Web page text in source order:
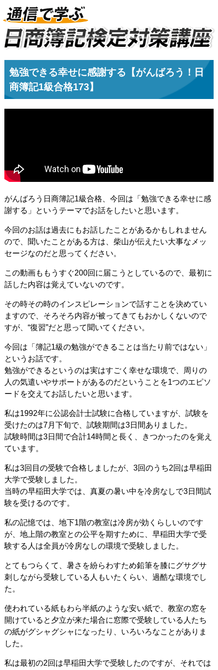
勉強できる幸せに感謝する【がんばろう！日
商簿記1級合格173】
がんばろう日商簿記1級合格、今回は「勉強できる幸せに感
謝する」というテーマでお話をしたいと思います。
今回のお話は過去にもお話したことがあるかもしれません
ので、聞いたことがある方は、柴山が伝えたい大事なメッ
セージなのだと思ってください。
この動画ももうすぐ200回に届こうとしているので、最初に
話した内容は覚えていないのです。
その時その時のインスピレーションで話すことを決めてい
ますので、そろそろ内容が被ってきてもおかしくないので
すが、“復習”だと思って聞いてください。
今回は「簿記1級の勉強ができることは当たり前ではない」
というお話です。
勉強ができるというのは実はすごく幸せな環境で、周りの
人の気遣いやサポートがあるのだということを1つのエピソ
ードを交えてお話したいと思います。
私は1992年に公認会計士試験に合格していますが、試験を
受けたのは7月下旬で、試験期間は3日間ありました。
試験時間は3日間で合計14時間と長く、きつかったのを覚え
ています。
私は3回目の受験で合格しましたが、3回のうち2回は早稲田
大学で受験しました。
当時の早稲田大学では、真夏の暑い中を冷房なしで3日間試
験を受けるのです。
私の記憶では、地下1階の教室は冷房が効くらしいのです
が、地上階の教室との公平を期すために、早稲田大学で受
験する人は全員が冷房なしの環境で受験しました。
とてもつらくて、暑さを紛らわすため鉛筆を膝にグサグサ
刺しながら受験している人もいたくらい、過酷な環境でし
た。
使われている紙もわら半紙のような安い紙で、教室の窓を
開けていると夕立が来た場合に窓際で受験している人たち
の紙がグシャグシャになったり、いろいろなことがありま
した。
私は最初の2回は早稲田大学で受験したのですが、それでは